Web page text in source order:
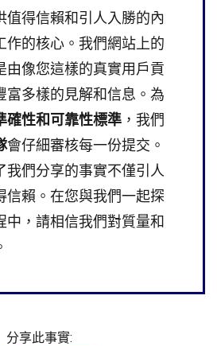
值得信賴和引人入勝的內
作的核心。我們網站上的
由像您這樣的真實用戶貢
富多樣的見解和信息。為
確性和可靠性標準 ，我們
會仔細審核每一份提交。
我們分享的事實不僅引人
信賴。在您與我們一起探
中，請相信我們對質量和
分享此事實: